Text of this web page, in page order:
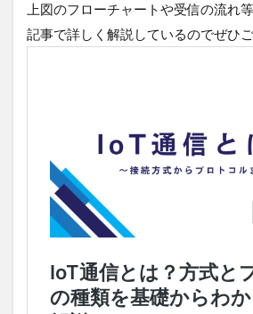
上図のフローチャートや受信の流れ
記事で詳しく解説しているのでぜひご